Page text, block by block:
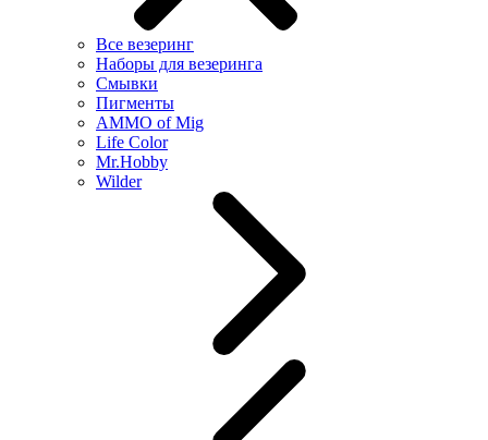
Все везеринг
Наборы для везеринга
Смывки
Пигменты
AMMO of Mig
Life Color
Mr.Hobby
Wilder